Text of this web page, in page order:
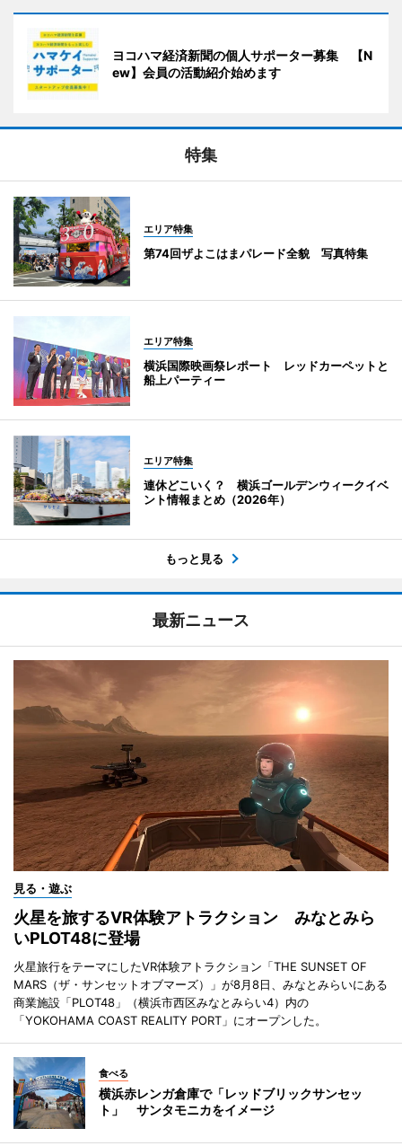
ヨコハマ経済新聞の個人サポーター募集 【N
ew】会員の活動紹介始めます
特集
エリア特集
第74回ザよこはまパレード全貌 写真特集
エリア特集
横浜国際映画祭レポート レッドカーペットと
船上パーティー
エリア特集
連休どこいく？ 横浜ゴールデンウィークイベ
ント情報まとめ（2026年）
もっと見る
最新ニュース
見る・遊ぶ
火星を旅するVR体験アトラクション みなとみら
いPLOT48に登場
火星旅行をテーマにしたVR体験アトラクション「THE SUNSET OF
MARS（ザ・サンセットオブマーズ）」が8月8日、みなとみらいにある
商業施設「PLOT48」（横浜市西区みなとみらい4）内の
「YOKOHAMA COAST REALITY PORT」にオープンした。
食べる
横浜赤レンガ倉庫で「レッドブリックサンセッ
ト」 サンタモニカをイメージ